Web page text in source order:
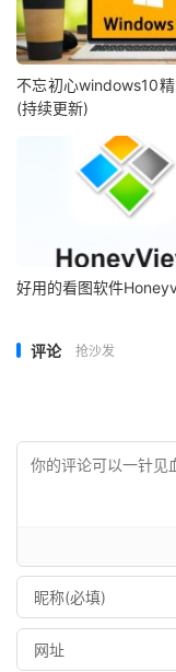
不忘初心windows10
(持续更新)
好用的看图软件
评论 抢沙发